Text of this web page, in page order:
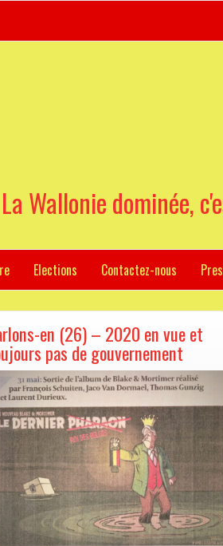
La Wallonie dominée,
Elections Contactez-nous
en (26) – 2020 en vue et
pas de gouvernement